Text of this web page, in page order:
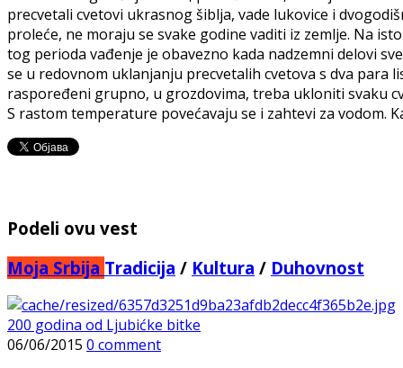
precvetali cvetovi ukrasnog šiblja, vade lukovice i
proleće, ne moraju se svake godine vaditi iz zemlje. Na
tog perioda vađenje je obavezno kada nadzemni delovi
se u redovnom uklanjanju precvetalih cvetova s dva para
raspoređeni grupno, u grozdovima, treba ukloniti svaku
S rastom temperature povećavaju se i zahtevi za vodom.
Podeli ovu vest
Moja Srbija Tradicija / Kultura / Duhovnost
200 godina od Ljubićke bitke
06/06/2015 0 comment